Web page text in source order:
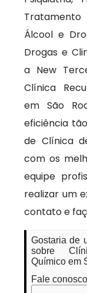
Álcool e
Drogas e
a New
Clínica
em São
eficiência
de Clínica
com os
equipe
realizar um
contato e
Gostaria de
sobre
Químico em
Fale